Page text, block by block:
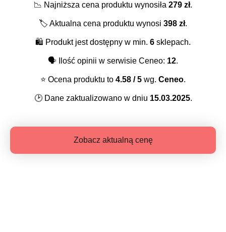
📉 Najniższa cena produktu wynosiła 279 zł.
🏷️ Aktualna cena produktu wynosi 398 zł.
🛍️ Produkt jest dostępny w min. 6 sklepach.
🗣️ Ilość opinii w serwisie Ceneo: 12.
⭐️ Ocena produktu to 4.58 / 5 wg. Ceneo.
🕑Dane zaktualizowano w dniu 15.03.2025.
Zobacz aktualną cenę